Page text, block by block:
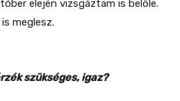
elején vizsgáztam is belőle.
meglesz.
szükséges, igaz?